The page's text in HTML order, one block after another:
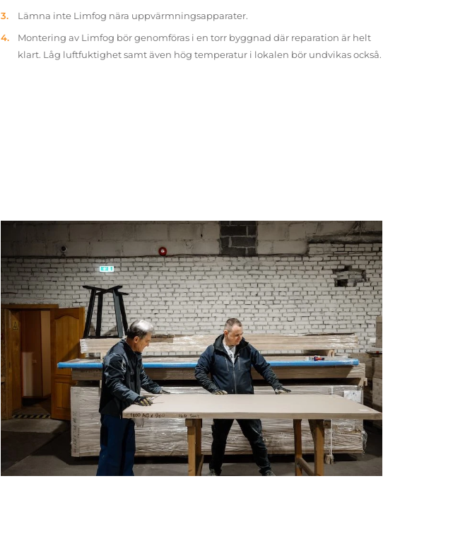
Lämna inte Limfog nära uppvärmningsapparater.
Montering av Limfog bör genomföras i en torr byggnad där reparation är helt
klart. Låg luftfuktighet samt även hög temperatur i lokalen bör undvikas också.